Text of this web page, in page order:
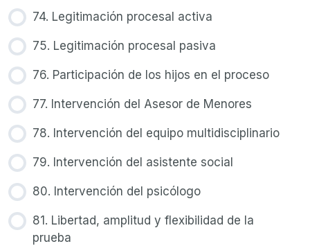
74. Legitimación procesal activa
75. Legitimación procesal pasiva
76. Participación de los hijos en el proceso
77. Intervención del Asesor de Menores
78. Intervención del equipo multidisciplinario
79. Intervención del asistente social
80. Intervención del psicólogo
81. Libertad, amplitud y flexibilidad de la
prueba